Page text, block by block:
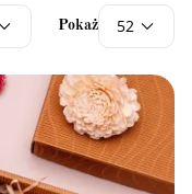
Pokaż 52